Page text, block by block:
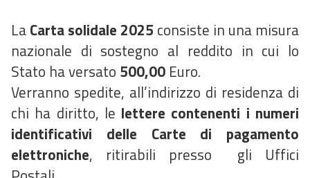
LaCarta solidale 2025 consiste in una misura
nazionale di sostegno al reddito in cui lo
Stato ha versato 500,00 Euro.
Verranno spedite, all’indirizzo di residenza di
chi ha diritto, le lettere contenenti i numeri
identificativi delle Carte di pagamento
elettroniche, ritirabili presso gli Uffici